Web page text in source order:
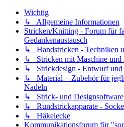
Wichtig
↳ Allgemeine Informationen
Stricken/Knitting - Forum für
Gedankenaustausch
↳ Handstricken - Techniken
↳ Stricken mit Maschine und
↳ Strickdesign - Entwurf und
↳ Material + Zubehör für
Nadeln
↳ Strick- und Designsoftware
↳ Rundstrickapparate -
↳ Häkelecke
Kommunikationsforum für